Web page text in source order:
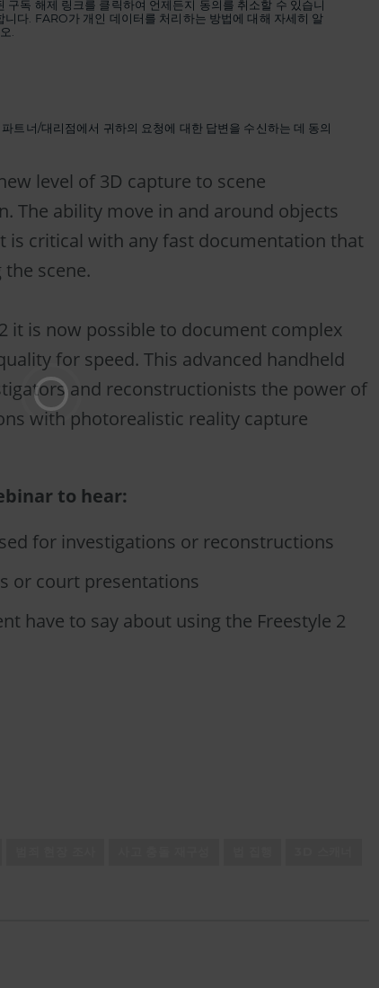
독 해제 링크를 클릭하여 언제든지 동의를 취소할 수 있습니
다. FARO가 개인 데이터를 처리하는 방법에 대해 자세히 알
.
트너/대리점에서 귀하의 요청에 대한 답변을 수신하는 데 동의
level of 3D capture to scene
The ability move in and around objects
is critical with any fast documentation that
scene.
it is now possible to document complex
for speed. This advanced handheld
and reconstructionists the power of
with photorealistic reality capture
to hear:
for investigations or reconstructions
or court presentations
have to say about using the Freestyle 2